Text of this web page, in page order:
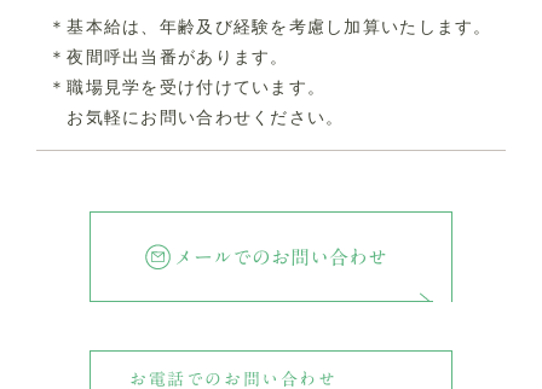
＊基本給は、年齢及び経験を考慮し加算いたします。
＊夜間呼出当番があります。
＊職場見学を受け付けています。
お気軽にお問い合わせください。
メールでのお問い合わせ
お電話でのお問い合わせ